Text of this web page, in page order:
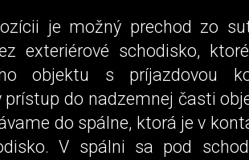
je možný prechod zo
exteriérové schodisko,
objektu s príjazdovou
do nadzemnej časti
do spálne, ktorá je v
V spálni sa pod